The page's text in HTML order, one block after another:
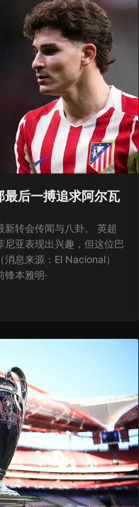
后一搏追求阿尔瓦
新转会传闻与八卦。 英超
亚表现出兴趣，但这位巴
息来源：El Nacional）
本雅明·